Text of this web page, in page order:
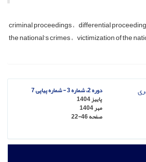
criminal proceedings differential
the national’s crimes victimization of the
دوره 2، شماره 3 - شماره پیاپی 7
پاییز 1404
مهر 1404
صفحه22-46